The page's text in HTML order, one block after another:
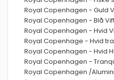
Royal Copenhagen - Guld
Royal Copenhagen - Blå
Royal Copenhagen - Hvid
Royal Copenhage - Hvid
Royal Copenhagen - Hvid
Royal Copenhagen -
Royal Copenhagen /